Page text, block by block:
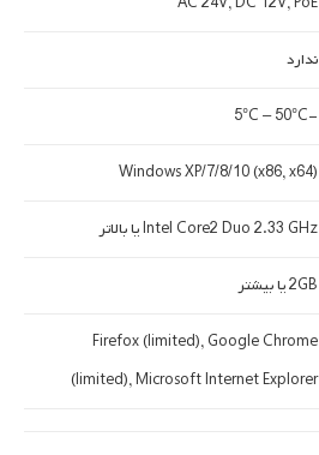
ندارد
-5°C – 50°C
Windows XP/7/8/10 (x86, x64)
Intel Core2 Duo 2.33 GHz یا بالاتر
2GB یا بیشتر
Firefox (limited), Google Chrome
(limited), Microsoft Internet Explorer